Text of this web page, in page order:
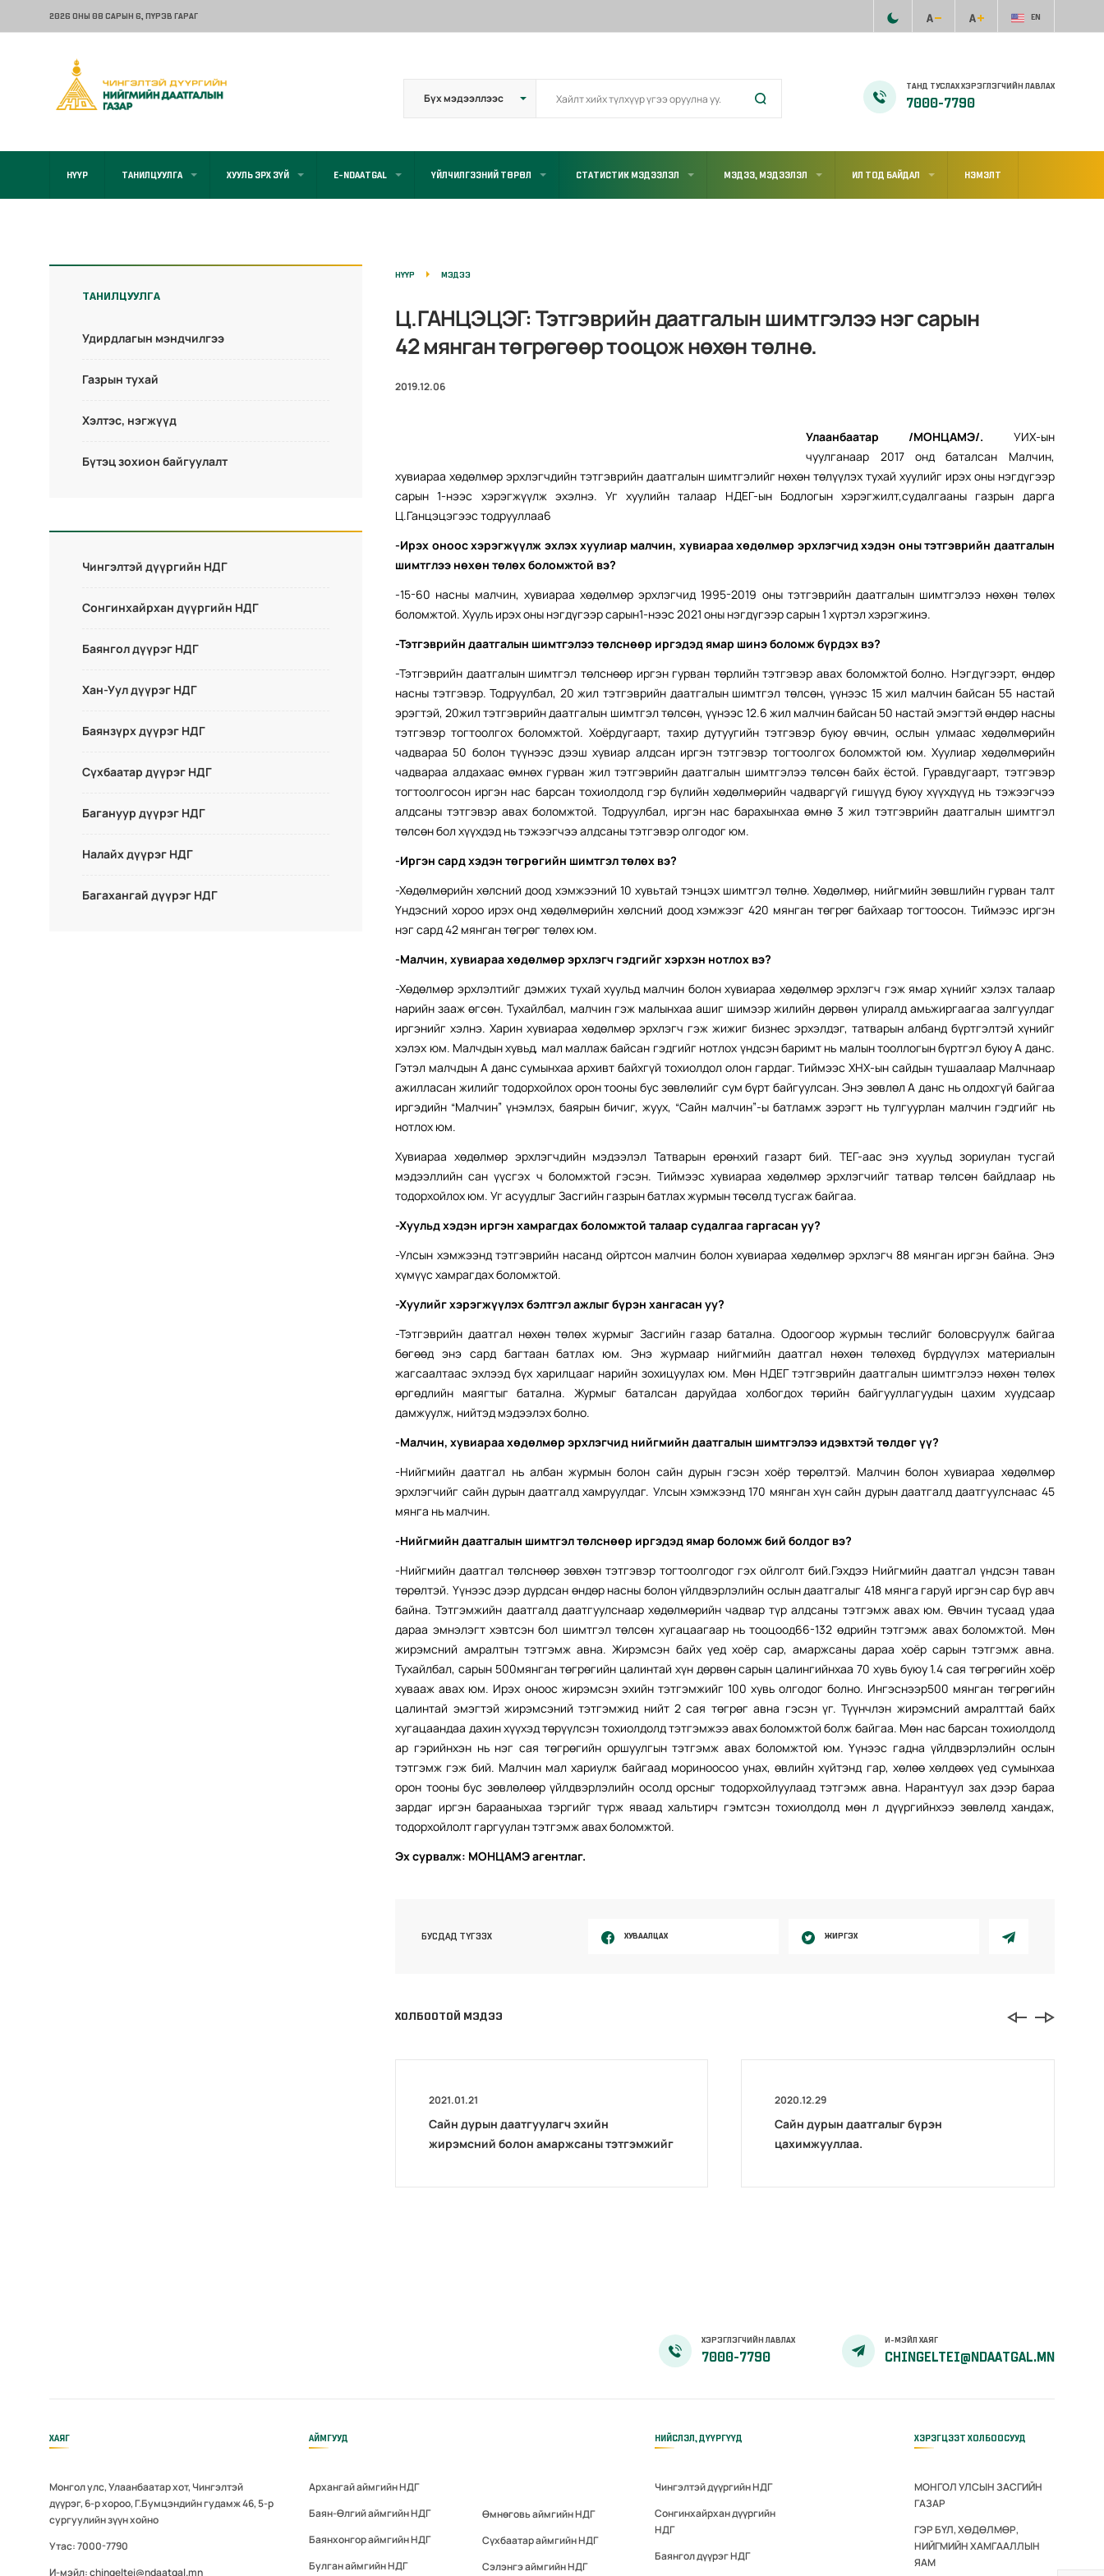
2026 ОНЫ 08 САРЫН 6, ПҮРЭВ ГАРАГ EN
ТАНД ТУСЛАХ ХЭРЭГЛЭГЧИЙН ЛАВЛАХ
7000-7790
НҮҮР ТАНИЛЦУУЛГА ХУУЛЬ ЭРХ ЗҮЙ E-NDAATGAL ҮЙЛЧИЛГЭЭНИЙ ТӨРӨЛ СТАТИСТИК МЭДЭЭЛЭЛ МЭДЭЭ, МЭДЭЭЛЭЛ ИЛ ТОД БАЙДАЛ НЭМЭЛТ
ТАНИЛЦУУЛГА
Удирдлагын мэндчилгээ
Газрын тухай
Хэлтэс, нэгжүүд
Бүтэц зохион байгуулалт
Чингэлтэй дүүргийн НДГ
Сонгинхайрхан дүүргийн НДГ
Баянгол дүүрэг НДГ
Хан-Уул дүүрэг НДГ
Баянзүрх дүүрэг НДГ
Сүхбаатар дүүрэг НДГ
Багануур дүүрэг НДГ
Налайх дүүрэг НДГ
Багахангай дүүрэг НДГ
НҮҮР МЭДЭЭ
Ц.ГАНЦЭЦЭГ: Тэтгэврийн даатгалын шимтгэлээ нэг сарын
42 мянган төгрөгөөр тооцож нөхөн төлнө.
2019.12.06
Улаанбаатар /МОНЦАМЭ/. УИХ-ын
чуулганаар 2017 онд баталсан Малчин,
хувиараа хөдөлмөр эрхлэгчдийн тэтгэврийн даатгалын шимтгэлийг нөхөн төлүүлэх тухай хуулийг ирэх оны нэгдүгээр
сарын 1-нээс хэрэгжүүлж эхэлнэ. Уг хуулийн талаар НДЕГ-ын Бодлогын хэрэгжилт,судалгааны газрын дарга
Ц.Ганцэцэгээс тодрууллаа6
-Ирэх оноос хэрэгжүүлж эхлэх хуулиар малчин, хувиараа хөдөлмөр эрхлэгчид хэдэн оны тэтгэврийн даатгалын
шимтглээ нөхөн төлөх боломжтой вэ?
-15-60 насны малчин, хувиараа хөдөлмөр эрхлэгчид 1995-2019 оны тэтгэврийн даатгалын шимтгэлээ нөхөн төлөх
боломжтой. Хууль ирэх оны нэгдүгээр сарын1-нээс 2021 оны нэгдүгээр сарын 1 хүртэл хэрэгжинэ.
-Тэтгэврийн даатгалын шимтгэлээ төлснөөр иргэдэд ямар шинэ боломж бүрдэх вэ?
-Тэтгэврийн даатгалын шимтгэл төлснөөр иргэн гурван төрлийн тэтгэвэр авах боломжтой болно. Нэгдүгээрт, өндөр
насны тэтгэвэр. Тодруулбал, 20 жил тэтгэврийн даатгалын шимтгэл төлсөн, үүнээс 15 жил малчин байсан 55 настай
эрэгтэй, 20жил тэтгэврийн даатгалын шимтгэл төлсөн, үүнээс 12.6 жил малчин байсан 50 настай эмэгтэй өндөр насны
тэтгэвэр тогтоолгох боломжтой. Хоёрдугаарт, тахир дутуугийн тэтгэвэр буюу өвчин, ослын улмаас хөдөлмөрийн
чадвараа 50 болон түүнээс дээш хувиар алдсан иргэн тэтгэвэр тогтоолгох боломжтой юм. Хуулиар хөдөлмөрийн
чадвараа алдахаас өмнөх гурван жил тэтгэврийн даатгалын шимтгэлээ төлсөн байх ёстой. Гуравдугаарт, тэтгэвэр
тогтоолгосон иргэн нас барсан тохиолдолд гэр бүлийн хөдөлмөрийн чадваргүй гишүүд буюу хүүхдүүд нь тэжээгчээ
алдсаны тэтгэвэр авах боломжтой. Тодруулбал, иргэн нас барахынхаа өмнө 3 жил тэтгэврийн даатгалын шимтгэл
төлсөн бол хүүхдэд нь тэжээгчээ алдсаны тэтгэвэр олгодог юм.
-Иргэн сард хэдэн төгрөгийн шимтгэл төлөх вэ?
-Хөдөлмөрийн хөлсний доод хэмжээний 10 хувьтай тэнцэх шимтгэл төлнө. Хөдөлмөр, нийгмийн зөвшлийн гурван талт
Үндэсний хороо ирэх онд хөдөлмөрийн хөлсний доод хэмжээг 420 мянган төгрөг байхаар тогтоосон. Тиймээс иргэн
нэг сард 42 мянган төгрөг төлөх юм.
-Малчин, хувиараа хөдөлмөр эрхлэгч гэдгийг хэрхэн нотлох вэ?
-Хөдөлмөр эрхлэлтийг дэмжих тухай хуульд малчин болон хувиараа хөдөлмөр эрхлэгч гэж ямар хүнийг хэлэх талаар
нарийн зааж өгсөн. Тухайлбал, малчин гэж малынхаа ашиг шимээр жилийн дөрвөн улиралд амьжиргаагаа залгуулдаг
иргэнийг хэлнэ. Харин хувиараа хөдөлмөр эрхлэгч гэж жижиг бизнес эрхэлдэг, татварын албанд бүртгэлтэй хүнийг
хэлэх юм. Малчдын хувьд, мал маллаж байсан гэдгийг нотлох үндсэн баримт нь малын тооллогын бүртгэл буюу А данс.
Гэтэл малчдын А данс сумынхаа архивт байхгүй тохиолдол олон гардаг. Тиймээс ХНХ-ын сайдын тушаалаар Малчнаар
ажилласан жилийг тодорхойлох орон тооны бус зөвлөлийг сум бүрт байгуулсан. Энэ зөвлөл А данс нь олдохгүй байгаа
иргэдийн “Малчин” үнэмлэх, баярын бичиг, жуух, “Сайн малчин”-ы батламж зэрэгт нь тулгуурлан малчин гэдгийг нь
нотлох юм.
Хувиараа хөдөлмөр эрхлэгчдийн мэдээлэл Татварын ерөнхий газарт бий. ТЕГ-аас энэ хуульд зориулан тусгай
мэдээллийн сан үүсгэх ч боломжтой гэсэн. Тиймээс хувиараа хөдөлмөр эрхлэгчийг татвар төлсөн байдлаар нь
тодорхойлох юм. Уг асуудлыг Засгийн газрын батлах журмын төсөлд тусгаж байгаа.
-Хуульд хэдэн иргэн хамрагдах боломжтой талаар судалгаа гаргасан уу?
-Улсын хэмжээнд тэтгэврийн насанд ойртсон малчин болон хувиараа хөдөлмөр эрхлэгч 88 мянган иргэн байна. Энэ
хүмүүс хамрагдах боломжтой.
-Хуулийг хэрэгжүүлэх бэлтгэл ажлыг бүрэн хангасан уу?
-Тэтгэврийн даатгал нөхөн төлөх журмыг Засгийн газар батална. Одоогоор журмын төслийг боловсруулж байгаа
бөгөөд энэ сард багтаан батлах юм. Энэ журмаар нийгмийн даатгал нөхөн төлөхөд бүрдүүлэх материалын
жагсаалтаас эхлээд бүх харилцааг нарийн зохицуулах юм. Мөн НДЕГ тэтгэврийн даатгалын шимтгэлээ нөхөн төлөх
өргөдлийн маягтыг батална. Журмыг баталсан даруйдаа холбогдох төрийн байгууллагуудын цахим хуудсаар
дамжуулж, нийтэд мэдээлэх болно.
-Малчин, хувиараа хөдөлмөр эрхлэгчид нийгмийн даатгалын шимтгэлээ идэвхтэй төлдөг үү?
-Нийгмийн даатгал нь албан журмын болон сайн дурын гэсэн хоёр төрөлтэй. Малчин болон хувиараа хөдөлмөр
эрхлэгчийг сайн дурын даатгалд хамруулдаг. Улсын хэмжээнд 170 мянган хүн сайн дурын даатгалд даатгуулснаас 45
мянга нь малчин.
-Нийгмийн даатгалын шимтгэл төлснөөр иргэдэд ямар боломж бий болдог вэ?
-Нийгмийн даатгал төлснөөр зөвхөн тэтгэвэр тогтоолгодог гэх ойлголт бий.Гэхдээ Нийгмийн даатгал үндсэн таван
төрөлтэй. Үүнээс дээр дурдсан өндөр насны болон үйлдвэрлэлийн ослын даатгалыг 418 мянга гаруй иргэн сар бүр авч
байна. Тэтгэмжийн даатгалд даатгуулснаар хөдөлмөрийн чадвар түр алдсаны тэтгэмж авах юм. Өвчин тусаад удаа
дараа эмнэлэгт хэвтсэн бол шимтгэл төлсөн хугацаагаар нь тооцоод66-132 өдрийн тэтгэмж авах боломжтой. Мөн
жирэмсний амралтын тэтгэмж авна. Жирэмсэн байх үед хоёр сар, амаржсаны дараа хоёр сарын тэтгэмж авна.
Тухайлбал, сарын 500мянган төгрөгийн цалинтай хүн дөрвөн сарын цалингийнхаа 70 хувь буюу 1.4 сая төгрөгийн хоёр
хувааж авах юм. Ирэх оноос жирэмсэн эхийн тэтгэмжийг 100 хувь олгодог болно. Ингэснээр500 мянган төгрөгийн
цалинтай эмэгтэй жирэмсэний тэтгэмжид нийт 2 сая төгрөг авна гэсэн үг. Түүнчлэн жирэмсний амралттай байх
хугацаандаа дахин хүүхэд төрүүлсэн тохиолдолд тэтгэмжээ авах боломжтой болж байгаа. Мөн нас барсан тохиолдолд
ар гэрийнхэн нь нэг сая төгрөгийн оршуулгын тэтгэмж авах боломжтой юм. Үүнээс гадна үйлдвэрлэлийн ослын
тэтгэмж гэж бий. Малчин мал хариулж байгаад мориноосоо унах, өвлийн хүйтэнд гар, хөлөө хөлдөөх үед сумынхаа
орон тооны бус зөвлөлөөр үйлдвэрлэлийн осолд орсныг тодорхойлуулаад тэтгэмж авна. Нарантуул зах дээр бараа
зардаг иргэн барааныхаа тэргийг түрж яваад хальтирч гэмтсэн тохиолдолд мөн л дүүргийнхээ зөвлөлд хандаж,
тодорхойлолт гаргуулан тэтгэмж авах боломжтой.
Эх сурвалж: МОНЦАМЭ агентлаг.
БУСДАД ТҮГЭЭХ ХУВААЛЦАХ ЖИРГЭХ
ХОЛБООТОЙ МЭДЭЭ
2021.01.21
Сайн дурын даатгуулагч эхийн
жирэмсний болон амаржсаны тэтгэмжийг
2020.12.29
Сайн дурын даатгалыг бүрэн
цахимжууллаа.
ХЭРЭГЛЭГЧИЙН ЛАВЛАХ
7000-7790
И-МЭЙЛ ХАЯГ
CHINGELTEI@NDAATGAL.MN
ХАЯГ
Монгол улс, Улаанбаатар хот, Чингэлтэй
дүүрэг, 6-р хороо, Г.Бумцэндийн гудамж 46, 5-р
сургуулийн зүүн хойно
Утас: 7000-7790
И-мэйл: chingeltei@ndaatgal.mn
АЙМГУУД
Архангай аймгийн НДГ
Баян-Өлгий аймгийн НДГ
Баянхонгор аймгийн НДГ
Булган аймгийн НДГ
Өмнөговь аймгийн НДГ
Сүхбаатар аймгийн НДГ
Сэлэнгэ аймгийн НДГ
НИЙСЛЭЛ, ДҮҮРГҮҮД
Чингэлтэй дүүргийн НДГ
Сонгинхайрхан дүүргийн
НДГ
Баянгол дүүрэг НДГ
ХЭРЭГЦЭЭТ ХОЛБООСУУД
МОНГОЛ УЛСЫН ЗАСГИЙН
ГАЗАР
ГЭР БҮЛ, ХӨДӨЛМӨР,
НИЙГМИЙН ХАМГААЛЛЫН
ЯАМ